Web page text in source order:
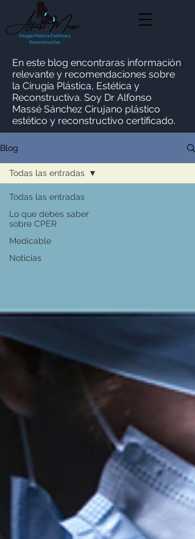
En este blog encontraras información
relevante y recomendaciones sobre
la Cirugía Plástica, Estética y
Reconstructiva. Soy Dr Alfonso
Massé Sánchez Cirujano plástico
estético y reconstructivo certificado.
Blog
Todas las entradas
Lo que debes saber
sobre CPER
Medicable
Noticias
Todas las entradas